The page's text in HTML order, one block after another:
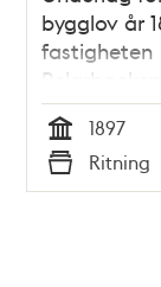
bygglov år
fastigheten
Tid
1897
Typ
Ritning